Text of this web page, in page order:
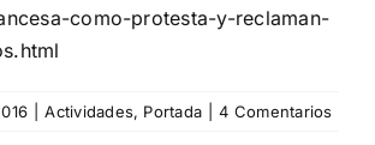
como-protesta-y-reclaman-
Actividades, Portada 4 Comentarios